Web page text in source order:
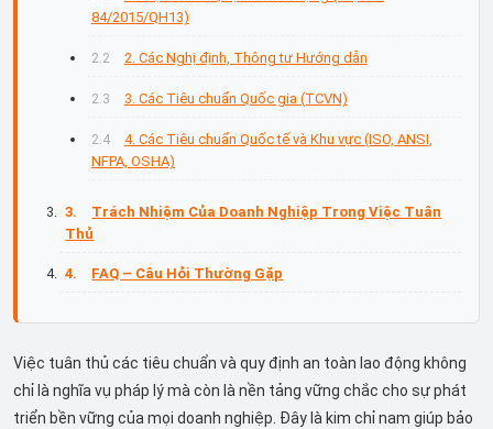
84/2015/QH13)
2. Các Nghị định, Thông tư Hướng dẫn
3. Các Tiêu chuẩn Quốc gia (TCVN)
4. Các Tiêu chuẩn Quốc tế và Khu vực (ISO, ANSI,
NFPA, OSHA)
Trách Nhiệm Của Doanh Nghiệp Trong Việc Tuân
Thủ
FAQ – Câu Hỏi Thường Gặp
Việc tuân thủ các tiêu chuẩn và quy định an toàn lao động không
chỉ là nghĩa vụ pháp lý mà còn là nền tảng vững chắc cho sự phát
triển bền vững của mọi doanh nghiệp. Đây là kim chỉ nam giúp bảo